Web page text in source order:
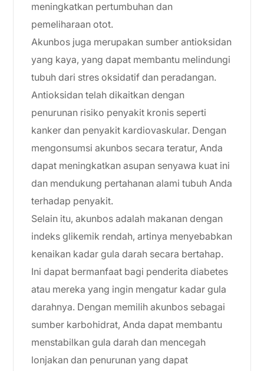
meningkatkan pertumbuhan dan
pemeliharaan otot.
Akunbos juga merupakan sumber antioksidan
yang kaya, yang dapat membantu melindungi
tubuh dari stres oksidatif dan peradangan.
Antioksidan telah dikaitkan dengan
penurunan risiko penyakit kronis seperti
kanker dan penyakit kardiovaskular. Dengan
mengonsumsi akunbos secara teratur, Anda
dapat meningkatkan asupan senyawa kuat ini
dan mendukung pertahanan alami tubuh Anda
terhadap penyakit.
Selain itu, akunbos adalah makanan dengan
indeks glikemik rendah, artinya menyebabkan
kenaikan kadar gula darah secara bertahap.
Ini dapat bermanfaat bagi penderita diabetes
atau mereka yang ingin mengatur kadar gula
darahnya. Dengan memilih akunbos sebagai
sumber karbohidrat, Anda dapat membantu
menstabilkan gula darah dan mencegah
lonjakan dan penurunan yang dapat